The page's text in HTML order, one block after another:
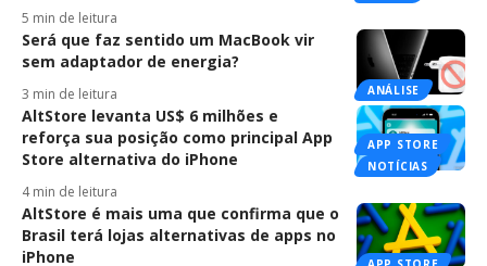
5 min de leitura
ANÁLISE
Será que faz sentido um MacBook vir
sem adaptador de energia?
3 min de leitura
APP STORE
NOTÍCIAS
AltStore levanta US$ 6 milhões e
reforça sua posição como principal App
Store alternativa do iPhone
4 min de leitura
AltStore é mais uma que confirma que o
Brasil terá lojas alternativas de apps no
iPhone